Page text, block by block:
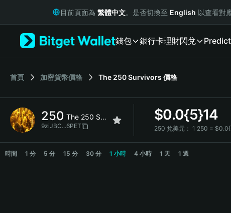
Русский
Italiano
简体中文
繁體中文
Bahasa Indonesia
目前頁面為 繁體中文。是否切換至 English 以查看對
錢包 銀行卡理財閃兌
首頁 加密貨幣價格 The 250 Survivors 價格
250 The 250 Survivors
9ziJBC...6PET
$0.0{5}14
250 兌美元： 1 250 =
250 Price Chart
時間 1 分 5 分 15 分 30 分 1 小時 4 小時 1 天 1 週